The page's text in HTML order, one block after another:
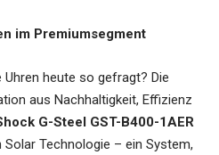
im Premiumsegment
heute so gefragt? Die
aus Nachhaltigkeit, Effizienz
G-Steel GST-B400-1AER
Technologie – ein System,